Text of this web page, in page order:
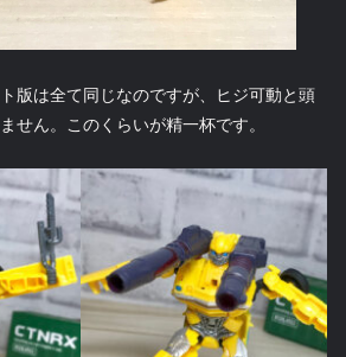
版は全て同じなのですが、ヒジ可動と頭
せん。このくらいが精一杯です。